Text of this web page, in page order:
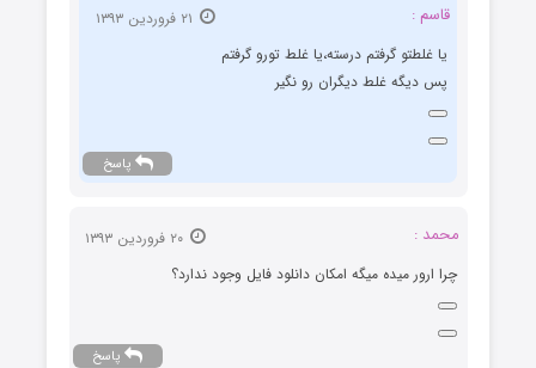
قاسم :
یا غلطتو گرفتم درسته،یا غلط تورو گرفتم
پس دیگه غلط دیگران رو نگیر
پاسخ
محمد :
چرا ارور میده میگه امکان دانلود فایل وجود ندارد؟
پاسخ